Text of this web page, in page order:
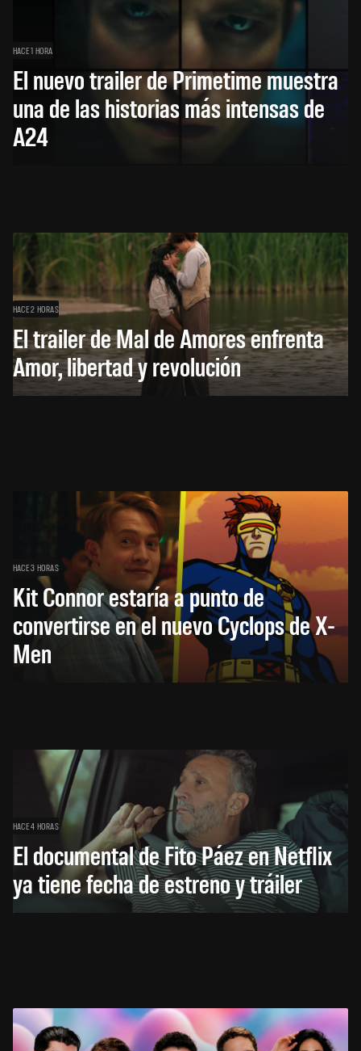
HACE 1 HORA
El nuevo trailer de Primetime muestra
una de las historias más intensas de
A24
HACE 2 HORAS
El trailer de Mal de Amores enfrenta
Amor, libertad y revolución
HACE 3 HORAS
Kit Connor estaría a punto de
convertirse en el nuevo Cyclops de X-
Men
HACE 4 HORAS
El documental de Fito Páez en Netflix
ya tiene fecha de estreno y tráiler